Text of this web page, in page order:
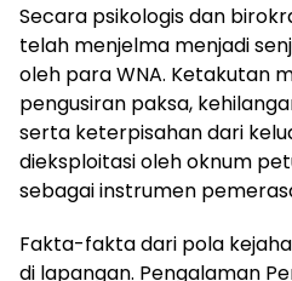
Secara psikologis dan
telah menjelma menjadi
oleh para WNA. Ketakutan
pengusiran paksa,
serta keterpisahan dari
dieksploitasi oleh oknum
sebagai instrumen
Fakta-fakta dari pola
di lapangan. Pengalaman